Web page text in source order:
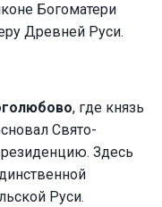
Богоматери
Древней Руси.
, где князь
Свято-
Здесь
Руси.